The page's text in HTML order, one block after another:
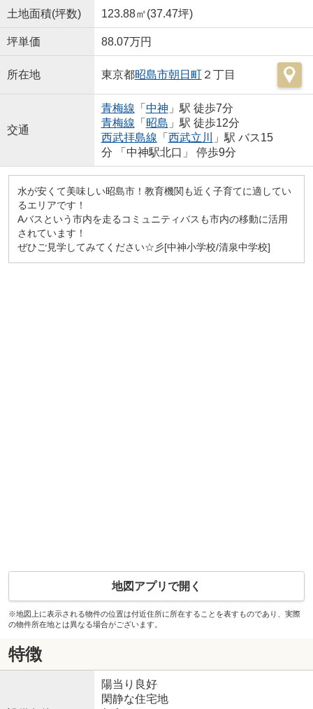
土地面積(坪数) 123.88㎡(37.47坪)
坪単価 88.07万円
所在地 東京都昭島市朝日町２丁目
交通
青梅線 「 中神 」駅 徒歩7分
青梅線 「 昭島 」駅 徒歩12分
西武拝島線 「 西武立川
」駅 バス15
分 「中神駅北口」 停歩9分
水が安くて美味しい昭島市！教育機関も近く子育てに適してい
るエリアです！
Aバスという市内を走るコミュニティバスも市内の移動に活用
されています！
ぜひご見学してみてください☆彡[中神小学校/清泉中学校]
地図アプリで開く
※地図上に表示される物件の位置は付近住所に所在することを表すものであり、実際
の物件所在地とは異なる場合がございます。
特徴
陽当り良好
閑静な住宅地